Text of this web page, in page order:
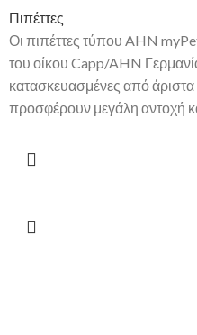
Πιπέττες
Οι πιπέττες τύπου AHN
του οίκου Capp/AHN
κατασκευασμένες από
προσφέρουν μεγάλη αντοχή